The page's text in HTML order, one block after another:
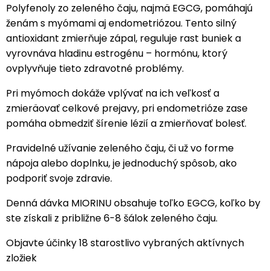
Polyfenoly zo zeleného čaju, najmä EGCG, pomáhajú
ženám s myómami aj endometriózou. Tento silný
antioxidant zmierňuje zápal, reguluje rast buniek a
vyrovnáva hladinu estrogénu – hormónu, ktorý
ovplyvňuje tieto zdravotné problémy.
Pri myómoch dokáže vplývať na ich veľkosť a
zmieräovať celkové prejavy, pri endometrióze zase
pomáha obmedziť šírenie lézií a zmierňovať bolesť.
Pravidelné užívanie zeleného čaju, či už vo forme
nápoja alebo doplnku, je jednoduchý spôsob, ako
podporiť svoje zdravie.
Denná dávka MIORINU obsahuje toľko EGCG, koľko by
ste získali z približne 6-8 šálok zeleného čaju.
Objavte účinky 18 starostlivo vybraných aktívnych
zložiek